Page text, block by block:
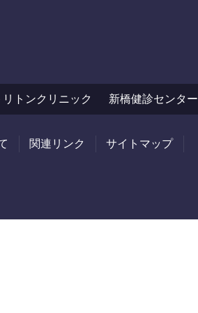
トンクリニック 新橋健診センター
関連リンク サイトマップ